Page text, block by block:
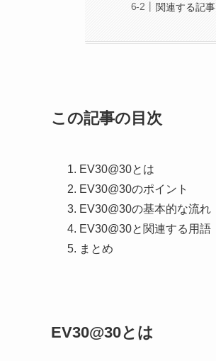
関連する記事
この記事の目次
EV30@30とは
EV30@30のポイント
EV30@30の基本的な流れ
EV30@30と関連する用語
まとめ
EV30@30とは